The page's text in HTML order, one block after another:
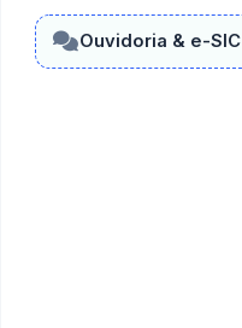
Ouvidoria & e-SIC